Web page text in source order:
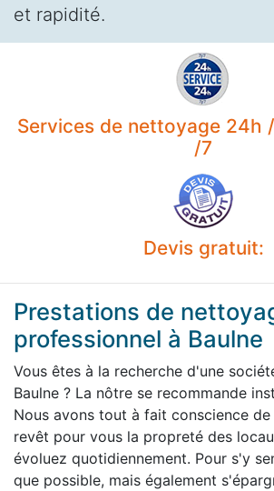
et rapidité.
Services de nettoyage 24h
/7
Devis gratuit:
Prestations de
professionnel à Baulne
Vous êtes à la recherche d'une
Baulne ? La nôtre se recommande
Nous avons tout à fait conscience
revêt pour vous la propreté des
évoluez quotidiennement. Pour s'y
que possible, mais également